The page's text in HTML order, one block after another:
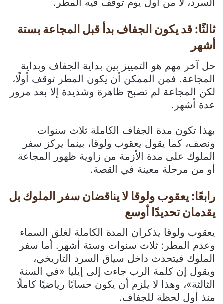
السرد، لا من أول يوم توقف فيه المطر.
ثالثًا: قد يكون الجفاف بدأ قبل المجاعة بستة
أشهر
حل آخر مهم هو التمييز بين بداية الجفاف وبداية
المجاعة. فمن الممكن أن يكون المطر توقف أولًا،
لكن المجاعة لم تصبح ظاهرة وشديدة إلا بعد مرور
عدة أشهر.
بهذا تكون مدة الجفاف الكاملة ثلاث سنوات
ونصف، كما يقول يعقوب ولوقا، بينما يركز سفر
الملوك على مدة الأزمة من زاوية ظهور المجاعة
أو من مرحلة معينة في القصة.
رابعًا: يعقوب ولوقا لا يناقضان سفر الملوك بل
يقدمان تحديدًا أوسع
يعقوب ولوقا يذكران المدة الكاملة لغلق السماء
وعدم المطر: ثلاث سنوات وستة أشهر. أما سفر
الملوك فيتحدث داخل سياق السرد التاريخي،
ويقول إن كلمة الرب جاءت إلى إيليا «في السنة
الثالثة»، وهذا لا يلزم أن يكون حسابًا رياضيًا كاملًا
منذ أول لحظة للجفاف.